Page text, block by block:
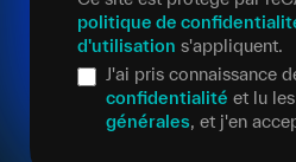
politique de
d'utilisation s'appliquent.
J'ai pris connaissance
confidentialité et lu les
générales, et j'en